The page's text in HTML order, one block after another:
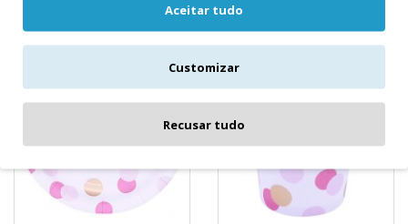
Produtos relacionados
Aceitar tudo
Customizar
Recusar tudo